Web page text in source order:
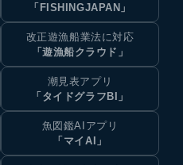
「FISHINGJAPAN」
改正遊漁船業法に対応
「遊漁船クラウド」
潮見表アプリ
「タイドグラフBI」
魚図鑑AIアプリ
「マイAI」